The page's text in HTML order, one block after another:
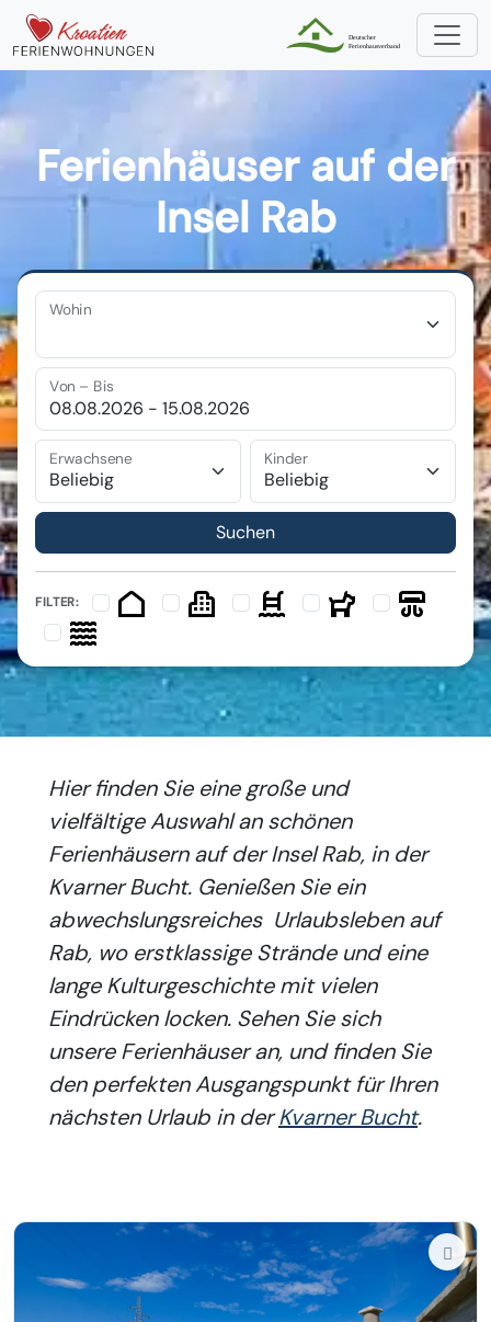
Ferienhäuser auf der
Insel Rab
Wohin
Von – Bis
Erwachsene Kinder
FILTER:
Hier finden Sie eine große und
vielfältige Auswahl an schönen
Ferienhäusern auf der Insel Rab, in der
Kvarner Bucht. Genießen Sie ein
abwechslungsreiches Urlaubsleben auf
Rab, wo erstklassige Strände und eine
lange Kulturgeschichte mit vielen
Eindrücken locken. Sehen Sie sich
unsere Ferienhäuser an, und finden Sie
den perfekten Ausgangspunkt für Ihren
nächsten Urlaub in derKvarner Bucht.